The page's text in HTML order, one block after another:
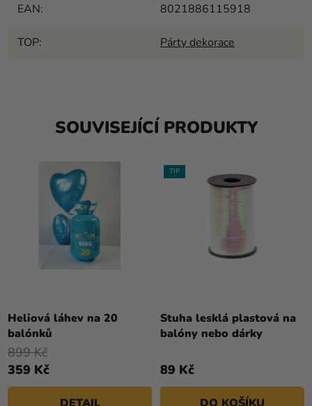
EAN: 8021886115918
TOP: Párty dekorace
SOUVISEJÍCÍ PRODUKTY
Heliová láhev na 20
balónků
hodnocení
5
359 Kč
899 Kč
TIP
Stuha lesklá plastová na
balóny nebo dárky
89 Kč